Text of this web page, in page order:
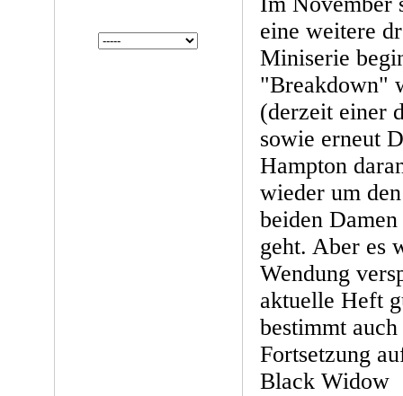
eine weitere
Miniserie
"Breakdown"
(derzeit einer
sowie erneut
Hampton
wieder um
beiden
geht. Aber es
Wendung
aktuelle Heft
bestimmt
Fortsetzung
Black Widow